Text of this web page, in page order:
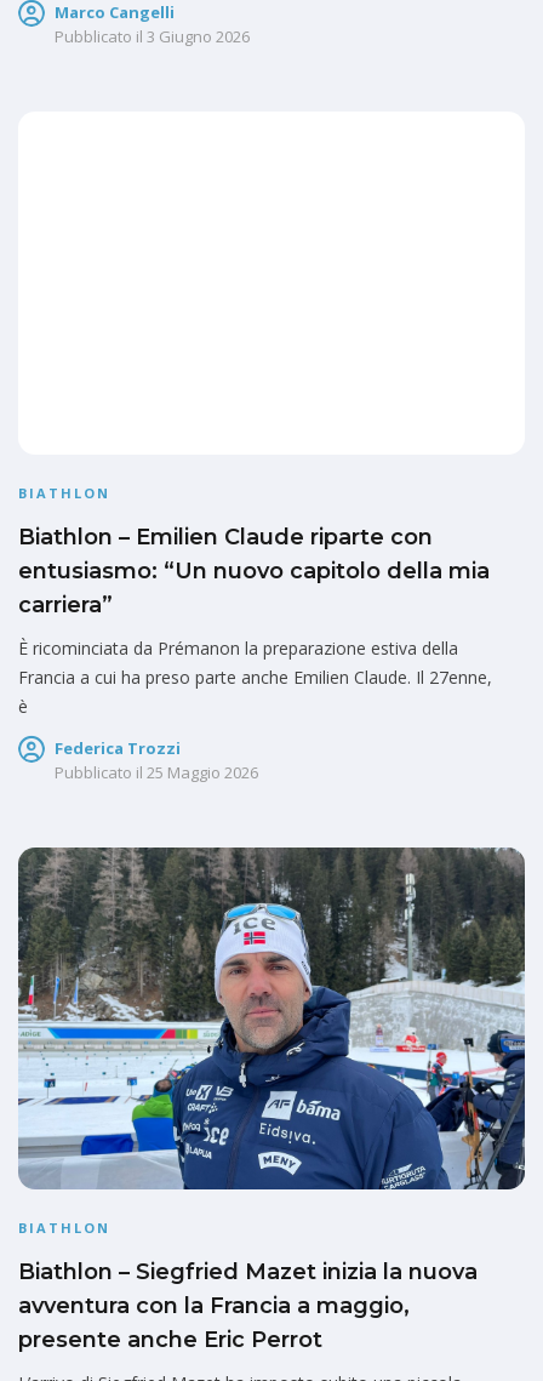
Marco Cangelli
Pubblicato il 3 Giugno 2026
BIATHLON
Biathlon – Emilien Claude riparte con
entusiasmo: “Un nuovo capitolo della mia
carriera”
È ricominciata da Prémanon la preparazione estiva della
Francia a cui ha preso parte anche Emilien Claude. Il 27enne,
è
Federica Trozzi
Pubblicato il 25 Maggio 2026
BIATHLON
Biathlon – Siegfried Mazet inizia la nuova
avventura con la Francia a maggio,
presente anche Eric Perrot